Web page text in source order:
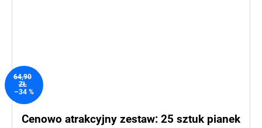
64,90
ZŁ
–34 %
Cenowo atrakcyjny zestaw: 25 sztuk pianek